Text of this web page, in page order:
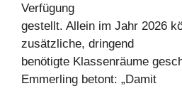
Verfügung
gestellt. Allein im Jahr 2026
zusätzliche, dringend
benötigte Klassenräume
Emmerling betont: „Damit